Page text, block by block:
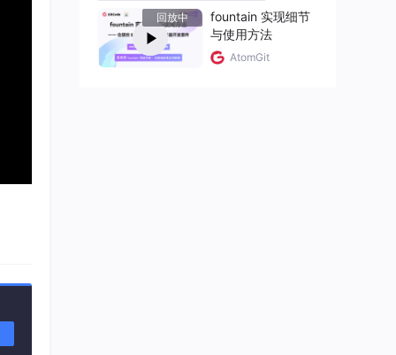
回放中
fountain 实现细节
与使用方法
AtomGit